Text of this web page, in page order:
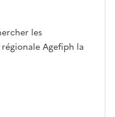
les
Agefiph la